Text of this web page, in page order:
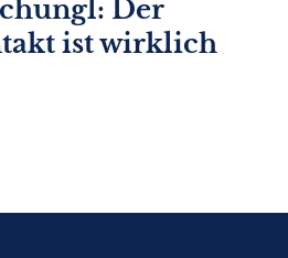
Der
ist wirklich